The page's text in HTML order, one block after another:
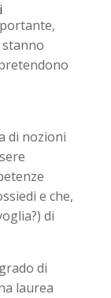
di nozioni
e che,
di
di
laurea